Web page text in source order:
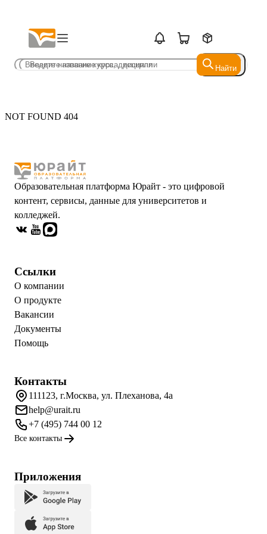
Найти
Найти
NOT FOUND 404
Образовательная платформа Юрайт - это цифровой
контент, сервисы, данные для университетов и
колледжей.
Ссылки
О компании
О продукте
Вакансии
Документы
Помощь
Контакты
111123, г.Москва, ул. Плеханова, 4а
help@urait.ru
+7 (495) 744 00 12
Все контакты
Приложения